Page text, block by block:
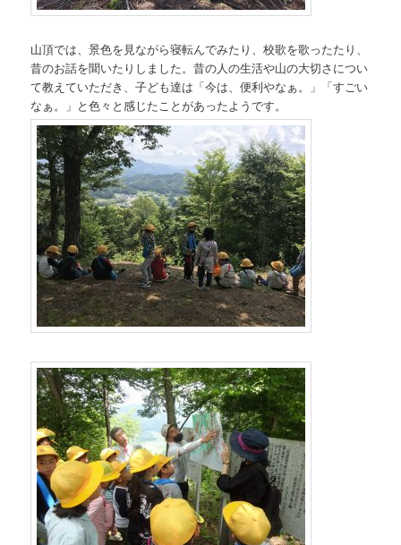
山頂では、景色を見ながら寝転んでみたり、校歌を歌ったたり、
昔のお話を聞いたりしました。昔の人の生活や山の大切さについ
て教えていただき、子ども達は「今は、便利やなぁ。」「すごい
なぁ。」と色々と感じたことがあったようです。